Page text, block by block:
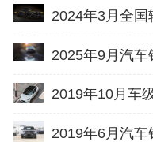
2024年3月全
2025年9月汽
2019年10月车